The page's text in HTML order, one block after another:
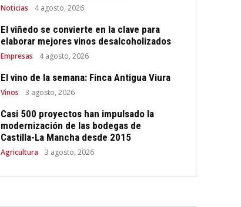
Noticias 4 agosto, 2026
El viñedo se convierte en la clave para
elaborar mejores vinos desalcoholizados
Empresas 4 agosto, 2026
El vino de la semana: Finca Antigua Viura
Vinos 3 agosto, 2026
Casi 500 proyectos han impulsado la
modernización de las bodegas de
Castilla-La Mancha desde 2015
Agricultura 3 agosto, 2026